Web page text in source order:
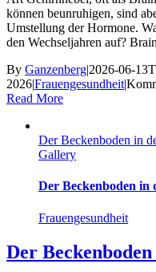
können beunruhigen, sind
Umstellung der Hormone.
den Wechseljahren auf?
By Ganzenberg|2026-06-
2026|Frauengesundheit|
Read More
Der Beckenboden in
Gallery
Der Beckenboden in
Frauengesundheit
Der